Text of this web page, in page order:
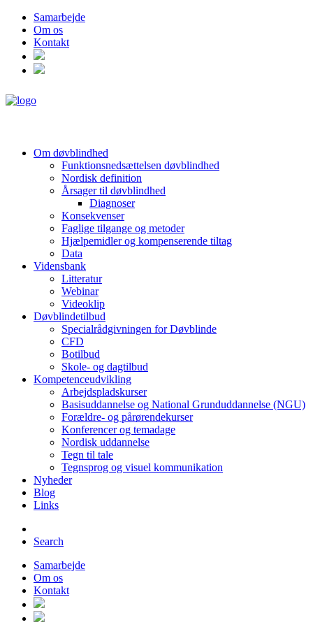
Samarbejde
Om os
Kontakt
Om døvblindhed
Funktionsnedsættelsen døvblindhed
Nordisk definition
Årsager til døvblindhed
Diagnoser
Konsekvenser
Faglige tilgange og metoder
Hjælpemidler og kompenserende tiltag
Data
Vidensbank
Litteratur
Webinar
Videoklip
Døvblindetilbud
Specialrådgivningen for Døvblinde
CFD
Botilbud
Skole- og dagtilbud
Kompetenceudvikling
Arbejdspladskurser
Basisuddannelse og National Grunduddannelse (NGU)
Forældre- og pårørendekurser
Konferencer og temadage
Nordisk uddannelse
Tegn til tale
Tegnsprog og visuel kommunikation
Nyheder
Blog
Links
Search
Samarbejde
Om os
Kontakt